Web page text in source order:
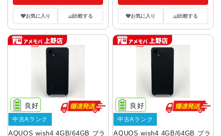
お気に入り 比較する お気に入り 比較する
AQUOS wish4 4GB/64GB ブラ
良好
中古Aランク
AQUOS wish4 4GB/64GB ブラ
良好
中古Aランク